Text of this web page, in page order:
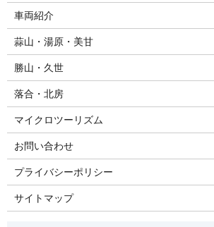
車両紹介
蒜山・湯原・美甘
勝山・久世
落合・北房
マイクロツーリズム
お問い合わせ
プライバシーポリシー
サイトマップ